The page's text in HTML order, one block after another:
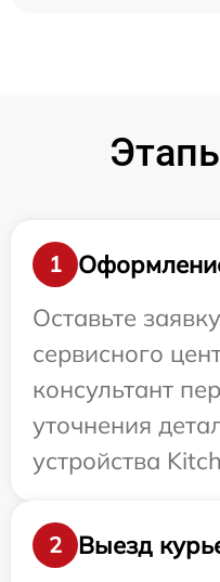
1
Оставьте
сервисного
консультант
уточнения
устройства
2
Выезд